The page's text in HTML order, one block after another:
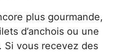
plus gourmande,
d’anchois ou une
Si vous recevez des